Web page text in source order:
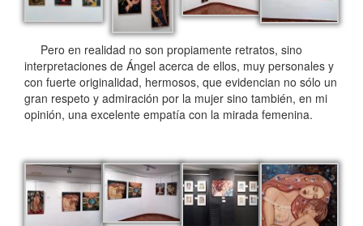
Pero en realidad no son propiamente retratos, sino
interpretaciones de Ángel acerca de ellos, muy personales y
con fuerte originalidad, hermosos, que evidencian no sólo un
gran respeto y admiración por la mujer sino también, en mi
opinión, una excelente empatía con la mirada femenina.